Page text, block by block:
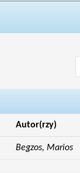
Autor(rzy)
Begzos, Marios